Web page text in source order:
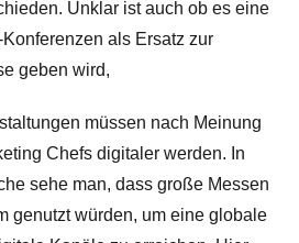
Unklar ist auch ob es eine
als Ersatz zur
geben wird,
müssen nach Meinung
Chefs digitaler werden. In
sehe man, dass große Messen
genutzt würden, um eine globale